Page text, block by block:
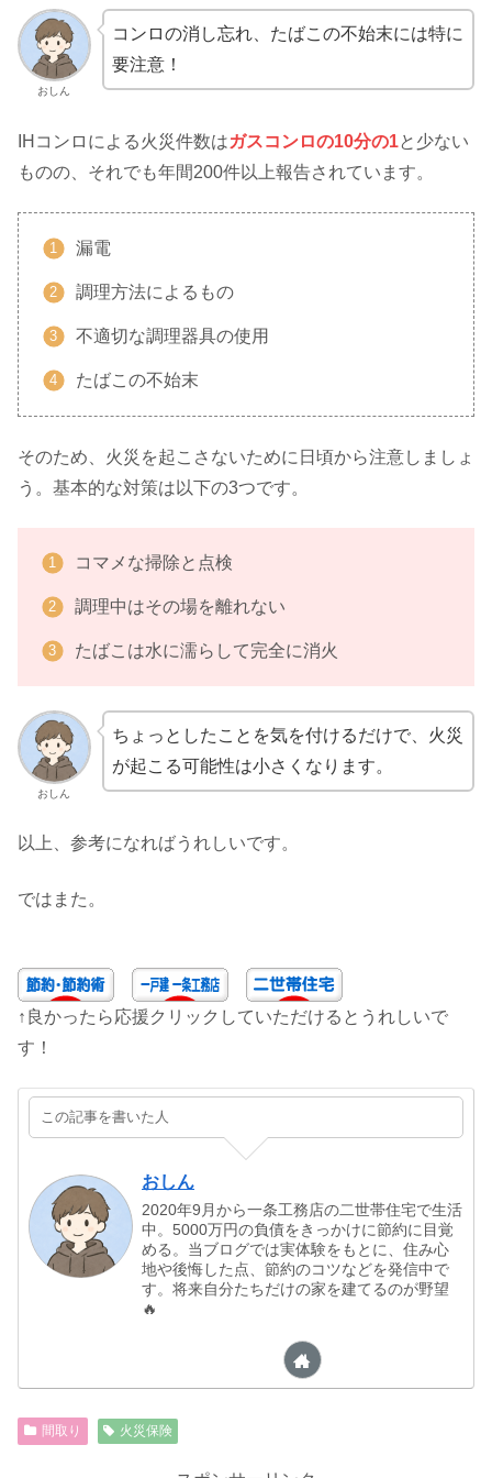
おしん
コンロの消し忘れ、たばこの不始末には特に
要注意！
IHコンロによる火災件数はガスコンロの10分の1と少ない
ものの、それでも年間200件以上報告されています。
漏電
調理方法によるもの
不適切な調理器具の使用
たばこの不始末
そのため、火災を起こさないために日頃から注意しましょ
う。基本的な対策は以下の3つです。
コマメな掃除と点検
調理中はその場を離れない
たばこは水に濡らして完全に消火
おしん
ちょっとしたことを気を付けるだけで、火災
が起こる可能性は小さくなります。
以上、参考になればうれしいです。
ではまた。
↑良かったら応援クリックしていただけるとうれしいで
す！
この記事を書いた人
おしん
2020年9月から一条工務店の二世帯住宅で生活
中。5000万円の負債をきっかけに節約に目覚
める。当ブログでは実体験をもとに、住み心
地や後悔した点、節約のコツなどを発信中で
す。将来自分たちだけの家を建てるのが野望
🔥
間取り 火災保険